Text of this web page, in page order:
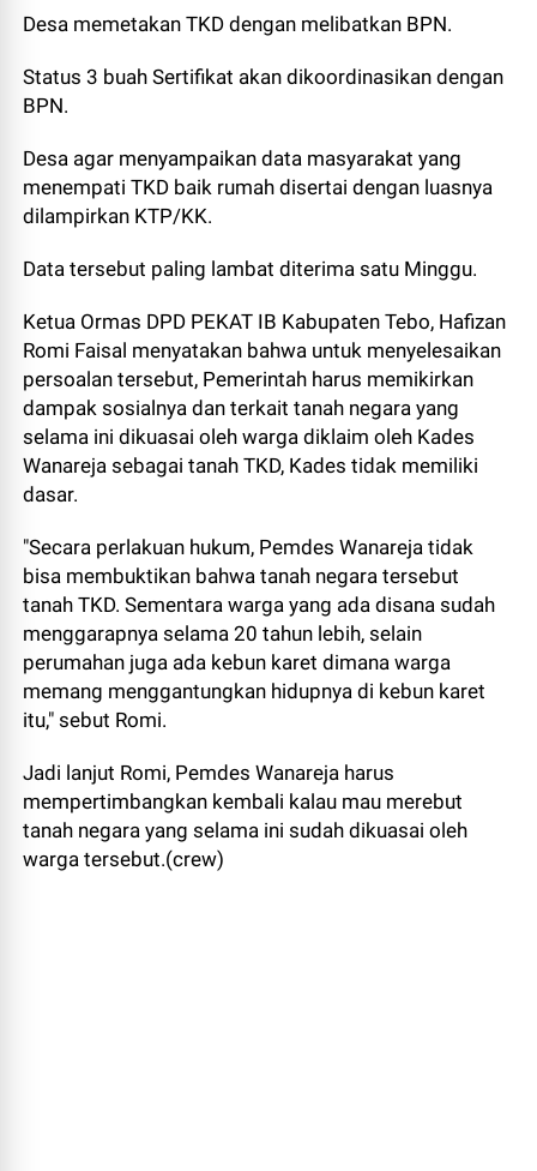
Desa memetakan TKD dengan melibatkan BPN.
Status 3 buah Sertifikat akan dikoordinasikan dengan
BPN.
Desa agar menyampaikan data masyarakat yang
menempati TKD baik rumah disertai dengan luasnya
dilampirkan KTP/KK.
Data tersebut paling lambat diterima satu Minggu.
Ketua Ormas DPD PEKAT IB Kabupaten Tebo, Hafizan
Romi Faisal menyatakan bahwa untuk menyelesaikan
persoalan tersebut, Pemerintah harus memikirkan
dampak sosialnya dan terkait tanah negara yang
selama ini dikuasai oleh warga diklaim oleh Kades
Wanareja sebagai tanah TKD, Kades tidak memiliki
dasar.
"Secara perlakuan hukum, Pemdes Wanareja tidak
bisa membuktikan bahwa tanah negara tersebut
tanah TKD. Sementara warga yang ada disana sudah
menggarapnya selama 20 tahun lebih, selain
perumahan juga ada kebun karet dimana warga
memang menggantungkan hidupnya di kebun karet
itu," sebut Romi.
Jadi lanjut Romi, Pemdes Wanareja harus
mempertimbangkan kembali kalau mau merebut
tanah negara yang selama ini sudah dikuasai oleh
warga tersebut.(crew)